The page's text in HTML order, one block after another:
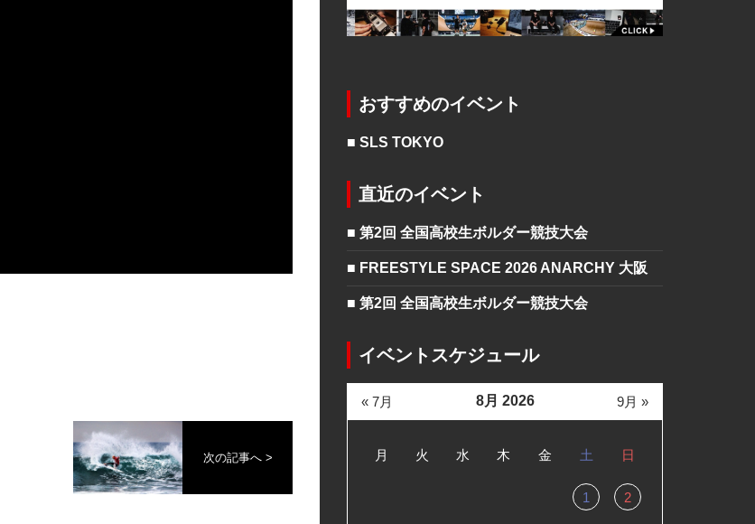
次の記事へ >
おすすめのイベント
■ SLS TOKYO
直近のイベント
■ 第2回 全国高校生ボルダー競技大会
■ FREESTYLE SPACE 2026 ANARCHY 大阪
■ 第2回 全国高校生ボルダー競技大会
イベントスケジュール
8月 2026
月 火 水 木 金 土 日
1 2
« 7月 9月 »